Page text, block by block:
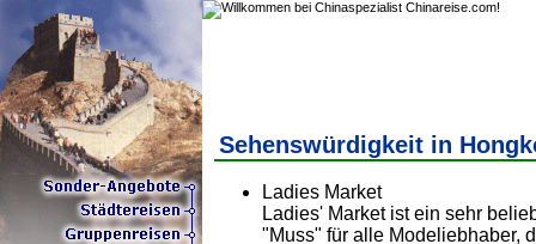
Sehenswürdigkeit in
Ladies Market
Ladies' Market ist ein sehr
"Muss" für alle Modeliebhaber,